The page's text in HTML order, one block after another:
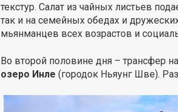
текстур. Салат из чайных листьев
так и на семейных обедах и
мьянманцев всех возрастов и
Во второй половине дня – трансфер
озеро Инле (городок Ньяунг Шве).